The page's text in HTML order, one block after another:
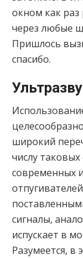
окном как
через любые
Пришлось
спасибо.
широкий
числу
современных
сигналы,
испускает в
Разумеется, в